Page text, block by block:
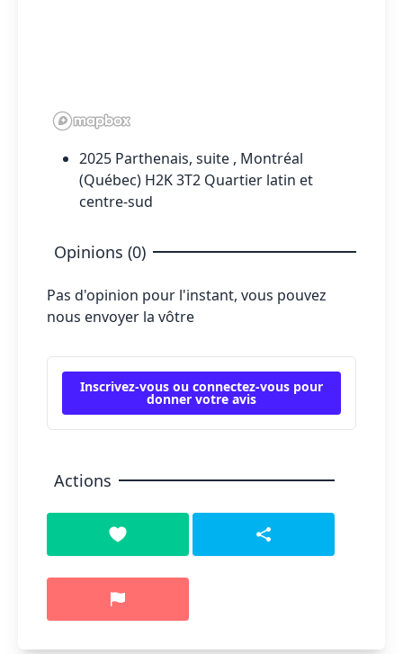
2025 Parthenais, suite , Montréal
(Québec) H2K 3T2 Quartier latin et
centre-sud
Opinions (0)
Pas d'opinion pour l'instant, vous pouvez
nous envoyer la vôtre
Inscrivez-vous ou connectez-vous pour
donner votre avis
Actions